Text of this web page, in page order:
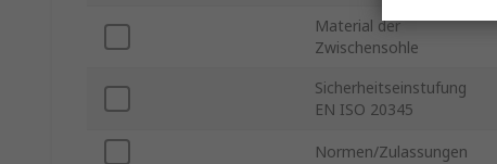
Material der
Zwischensohle
Sicherheitseinstufung
EN ISO 20345
Normen/Zulassungen